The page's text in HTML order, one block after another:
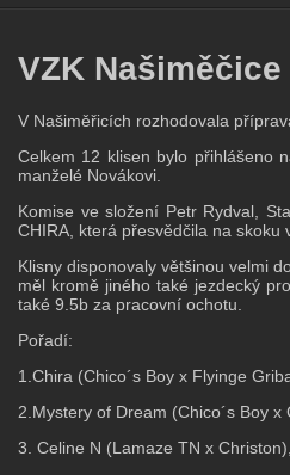
VZK Našiměčice
V Našiměřicích rozhodovala
Celkem 12 klisen bylo přihlášeno
manželé Novákovi.
Komise ve složení Petr Rydval,
CHIRA, která přesvědčila na
Klisny disponovaly většinou velmi
měl kromě jiného také jezdecký
také 9.5b za pracovní ochotu.
Pořadí:
1.Chira (Chico´s Boy x Flyinge
2.Mystery of Dream (Chico´s Boy
3. Celine N (Lamaze TN x